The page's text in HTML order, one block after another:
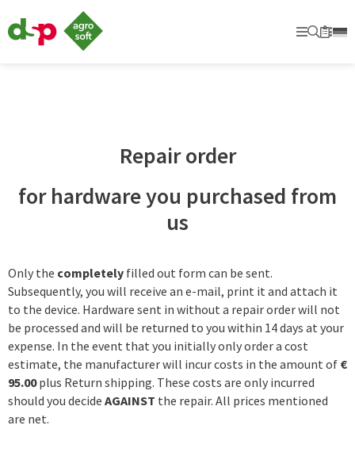
Primary
Repair order
for hardware you purchased from
us
Only the completely filled out form can be sent.
Subsequently, you will receive an e-mail, print it and attach it
to the device. Hardware sent in without a repair order will not
be processed and will be returned to you within 14 days at your
expense. In the event that you initially only order a cost
estimate, the manufacturer will incur costs in the amount of €
95.00plus Return shipping. These costs are only incurred
should you decide AGAINST the repair. All prices mentioned
are net.